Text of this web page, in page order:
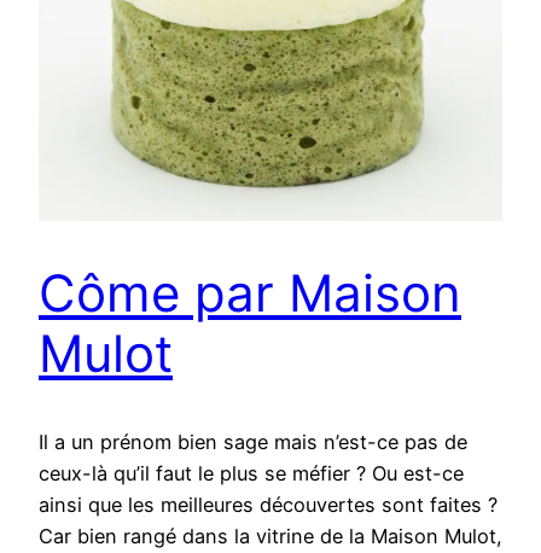
Côme par Maison
Mulot
Il a un prénom bien sage mais n’est-ce pas de
ceux-là qu’il faut le plus se méfier ? Ou est-ce
ainsi que les meilleures découvertes sont faites ?
Car bien rangé dans la vitrine de la Maison Mulot,